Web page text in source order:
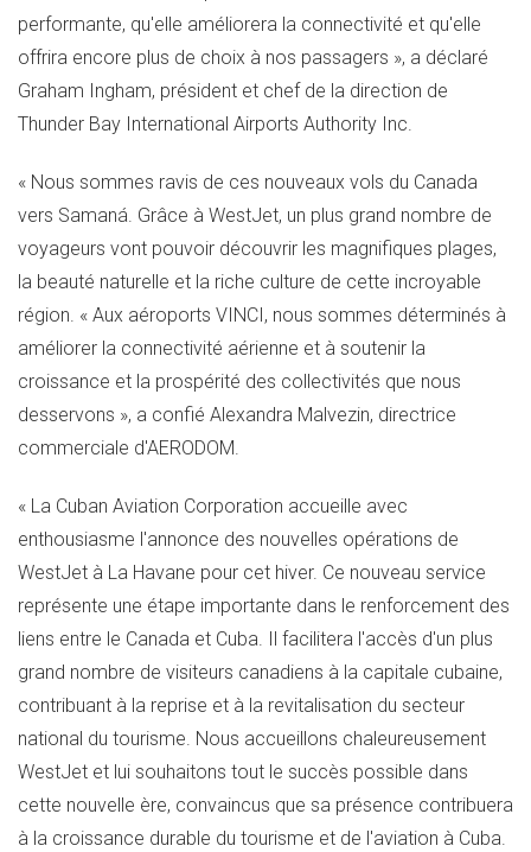
performante, qu'elle améliorera la connectivité et qu'elle
offrira encore plus de choix à nos passagers », a déclaré
Graham Ingham, président et chef de la direction de
Thunder Bay International Airports Authority Inc.
« Nous sommes ravis de ces nouveaux vols du Canada
vers Samaná. Grâce à WestJet, un plus grand nombre de
voyageurs vont pouvoir découvrir les magnifiques plages,
la beauté naturelle et la riche culture de cette incroyable
région. « Aux aéroports VINCI, nous sommes déterminés à
améliorer la connectivité aérienne et à soutenir la
croissance et la prospérité des collectivités que nous
desservons », a confié Alexandra Malvezin, directrice
commerciale d'AERODOM.
« La Cuban Aviation Corporation accueille avec
enthousiasme l'annonce des nouvelles opérations de
WestJet à La Havane pour cet hiver. Ce nouveau service
représente une étape importante dans le renforcement des
liens entre le Canada et Cuba. Il facilitera l'accès d'un plus
grand nombre de visiteurs canadiens à la capitale cubaine,
contribuant à la reprise et à la revitalisation du secteur
national du tourisme. Nous accueillons chaleureusement
WestJet et lui souhaitons tout le succès possible dans
cette nouvelle ère, convaincus que sa présence contribuera
à la croissance durable du tourisme et de l'aviation à Cuba.